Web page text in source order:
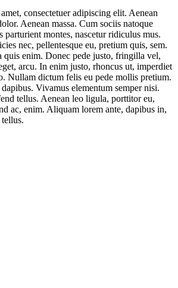
consectetuer adipiscing elit. Aenean
Aenean massa. Cum sociis natoque
parturient montes, nascetur ridiculus mus.
nec, pellentesque eu, pretium quis, sem.
quis enim. Donec pede justo, fringilla vel,
arcu. In enim justo, rhoncus ut, imperdiet
Nullam dictum felis eu pede mollis pretium.
Vivamus elementum semper nisi.
tellus. Aenean leo ligula, porttitor eu,
ac, enim. Aliquam lorem ante, dapibus in,